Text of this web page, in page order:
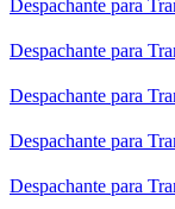
Despachante para
Despachante para
Despachante para
Despachante para
Despachante para